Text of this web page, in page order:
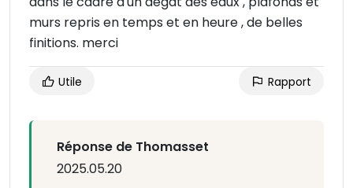
murs repris en temps et en heure , de belles
finitions. merci
Utile Rapport
Réponse de Thomasset
2025.05.20